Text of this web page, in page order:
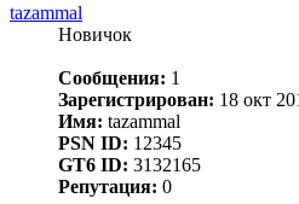
tazammal
Новичок
Сообщения: 1
Зарегистрирован: 18 окт
Имя: tazammal
PSN ID: 12345
GT6 ID: 3132165
Репутация: 0